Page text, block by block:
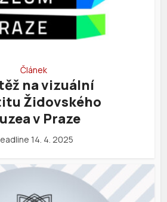
Článek
na vizuální
Židovského
v Praze
14. 4. 2025